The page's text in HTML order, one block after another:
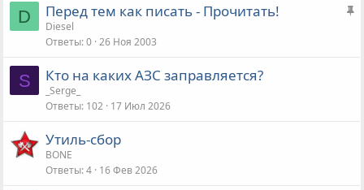
не
D
З
Перед тем как писать - Прочитать!
Diesel
Ответы 0 26 Ноя 2003
S Кто на каких АЗС заправляется?
_Serge_
Ответы 102 17 Июл 2026
Утиль-сбор
BONE
Ответы 4 16 Фев 2026